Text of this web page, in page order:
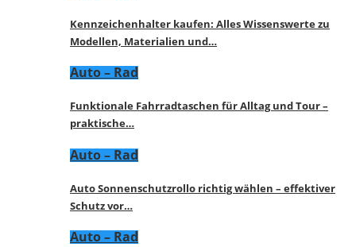
Kennzeichenhalter kaufen: Alles Wissenswerte zu
Modellen, Materialien und…
Auto – Rad
Funktionale Fahrradtaschen für Alltag und Tour –
praktische…
Auto – Rad
Auto Sonnenschutzrollo richtig wählen – effektiver
Schutz vor…
Auto – Rad